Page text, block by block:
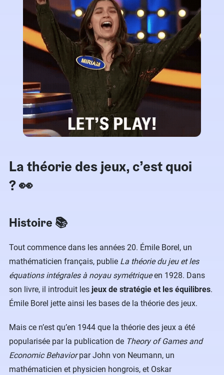
La théorie des jeux, c’est quoi
? 👀
Histoire 📚
Tout commence dans les années 20. Émile Borel, un
mathématicien français, publie La théorie du jeu et les
équations intégrales à noyau symétriqueen 1928. Dans
son livre, il introduit les jeux de stratégie et les équilibres.
Émile Borel jette ainsi les bases de la théorie des jeux.
Mais ce n’est qu’en 1944 que la théorie des jeux a été
popularisée par la publication de Theory of Games and
Economic Behaviorpar John von Neumann, un
mathématicien et physicien hongrois, et Oskar